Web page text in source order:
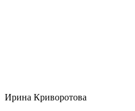
Ирина Криворотова